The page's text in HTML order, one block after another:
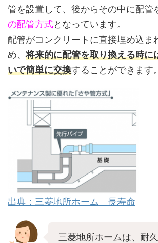
管を設置して、後からその中に配管
の配管方式となっています。
配管がコンクリートに直接埋め込ま
め、 将来的に配管を取り換える時に
いで簡単に交換することができます。
出典：三菱地所ホーム 長寿命
三菱地所ホームは、耐